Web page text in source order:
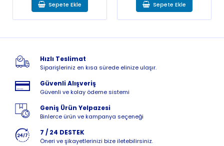
Sepete Ekle Sepete Ekle
Hızlı Teslimat
Siparişleriniz en kısa sürede elinize ulaşır.
Güvenli Alışveriş
Güvenli ve kolay ödeme sistemi
Geniş Ürün Yelpazesi
Binlerce ürün ve kampanya seçeneği
7 / 24 DESTEK
Öneri ve şikayetlerinizi bize iletebilirsiniz.